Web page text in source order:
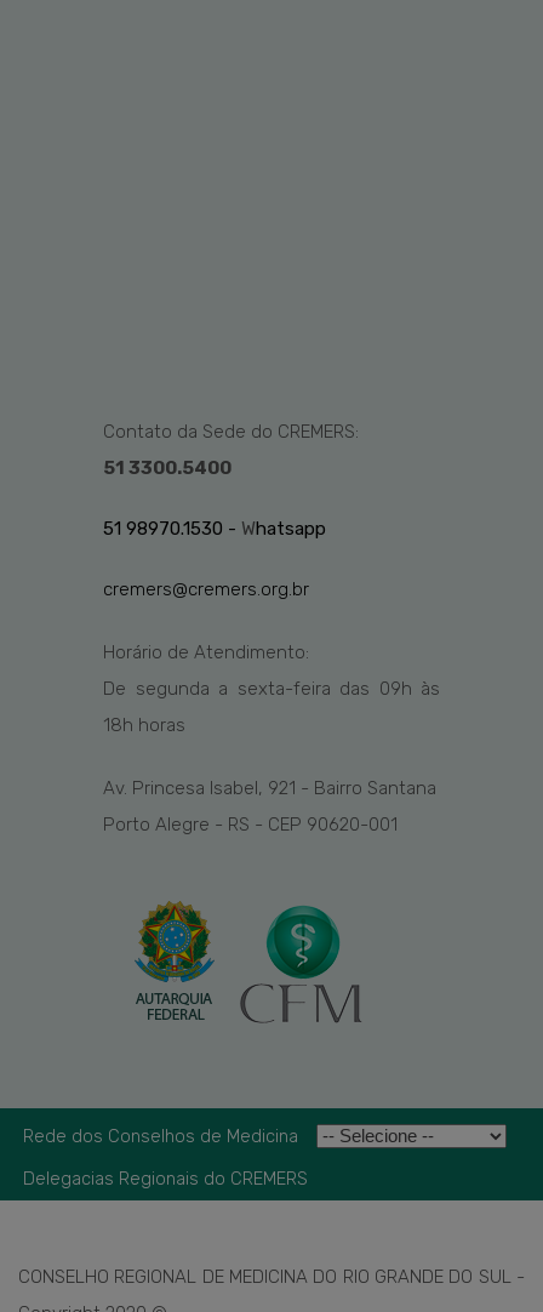
Contato da Sede do CREMERS:
51 3300.5400
51 98970.1530 - Whatsapp
cremers@cremers.org.br
Horário de Atendimento:
De segunda a sexta-feira das 09h às
18h horas
Av. Princesa Isabel, 921 - Bairro Santana
Porto Alegre - RS - CEP 90620-001
Rede dos Conselhos de Medicina
Delegacias Regionais do CREMERS
CONSELHO REGIONAL DE MEDICINA DO RIO GRANDE DO SUL -